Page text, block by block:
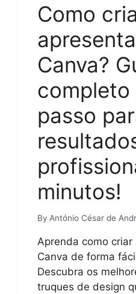
Como
Canva?
completo
passo
minutos!
By António César de
Aprenda como
Canva de forma
Descubra os
truques de design